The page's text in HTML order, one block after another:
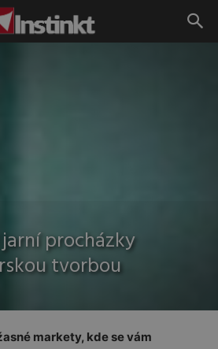
procházky
tvorbou
markety, kde se vám